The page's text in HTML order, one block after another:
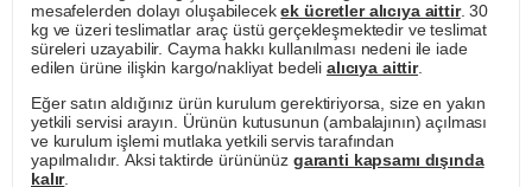
mesafelerden dolayı oluşabilecekek ücretler alıcıya aittir. 30
kg ve üzeri teslimatlar araç üstü gerçekleşmektedir ve teslimat
süreleri uzayabilir. Cayma hakkı kullanılması nedeni ile iade
edilen ürüne ilişkin kargo/nakliyat bedeli alıcıya aittir.
Eğer satın aldığınız ürün kurulum gerektiriyorsa, size en yakın
yetkili servisi arayın. Ürünün kutusunun (ambalajının) açılması
ve kurulum işlemi mutlaka yetkili servis tarafından
yapılmalıdır. Aksi taktirde ürününüz garanti kapsamı dışında
kalır.